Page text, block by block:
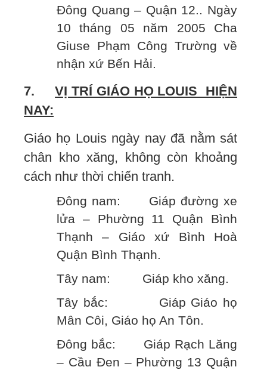
Đông Quang – Quận 12.. Ngày
10 tháng 05 năm 2005 Cha
Giuse Phạm Công Trường về
nhận xứ Bến Hải.
7.VỊ TRÍ GIÁO HỌ LOUIS HIỆN
NAY:
Giáo họ Louis ngày nay đã nằm sát
chân kho xăng, không còn khoảng
cách như thời chiến tranh.
Đông nam: Giáp đường xe
lửa – Phường 11 Quận Bình
Thạnh – Giáo xứ Bình Hoà
Quận Bình Thạnh.
Tây nam: Giáp kho xăng.
Tây bắc: Giáp Giáo họ
Mân Côi, Giáo họ An Tôn.
Đông bắc: Giáp Rạch Lăng
– Cầu Đen – Phường 13 Quận